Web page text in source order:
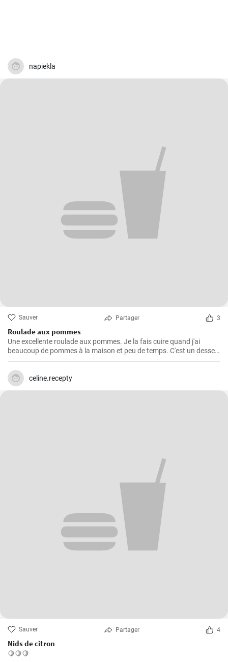
napiekla
Sauver Partager 3
Roulade aux pommes
Une excellente roulade aux pommes. Je la fais cuire quand j'ai
beaucoup de pommes à la maison et peu de temps. C'est un dessert
rapide et facile qui plait toujours.
celine.recepty
Sauver Partager 4
Nids de citron
🍋🍋🍋